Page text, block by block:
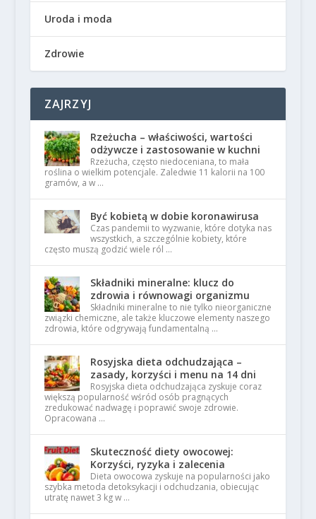
Uroda i moda
Zdrowie
ZAJRZYJ
Rzeżucha – właściwości, wartości
odżywcze i zastosowanie w kuchni
Rzeżucha, często niedoceniana, to mała
roślina o wielkim potencjale. Zaledwie 11 kalorii na 100
gramów, a w …
Być kobietą w dobie koronawirusa
Czas pandemii to wyzwanie, które dotyka nas
wszystkich, a szczególnie kobiety, które
często muszą godzić wiele ról …
Składniki mineralne: klucz do
zdrowia i równowagi organizmu
Składniki mineralne to nie tylko nieorganiczne
związki chemiczne, ale także kluczowe elementy naszego
zdrowia, które odgrywają fundamentalną …
Rosyjska dieta odchudzająca –
zasady, korzyści i menu na 14 dni
Rosyjska dieta odchudzająca zyskuje coraz
większą popularność wśród osób pragnących
zredukować nadwagę i poprawić swoje zdrowie.
Opracowana …
Skuteczność diety owocowej:
Korzyści, ryzyka i zalecenia
Dieta owocowa zyskuje na popularności jako
szybka metoda detoksykacji i odchudzania, obiecując
utratę nawet 3 kg w …